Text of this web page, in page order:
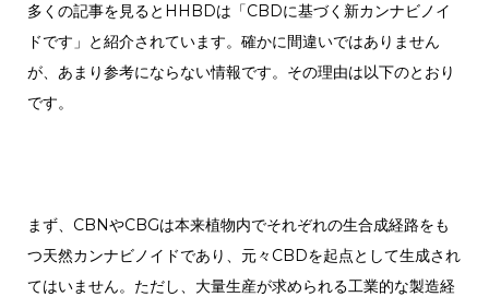
多くの記事を見るとHHBDは「CBDに基づく新カンナビノイ
ドです」と紹介されています。確かに間違いではありません
が、あまり参考にならない情報です。その理由は以下のとおり
です。
まず、CBNやCBGは本来植物内でそれぞれの生合成経路をも
つ天然カンナビノイドであり、元々CBDを起点として生成され
てはいません。ただし、大量生産が求められる工業的な製造経